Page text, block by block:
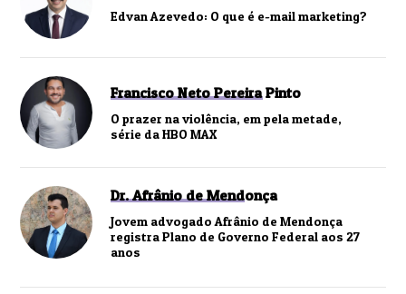
Edvan Azevedo: O que é e-mail marketing?
Francisco Neto Pereira Pinto
O prazer na violência, em pela metade,
série da HBO MAX
Dr. Afrânio de Mendonça
Jovem advogado Afrânio de Mendonça
registra Plano de Governo Federal aos 27
anos